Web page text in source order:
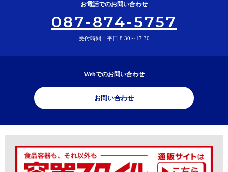
お電話でのお問い合わせ
087-874-5757
受付時間：平日 8:30～17:30
Webでのお問い合わせ
お問い合わせ